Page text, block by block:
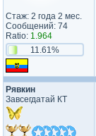
Стаж: 2 года 2 мес.
Сообщений: 74
Ratio: 1.964
11.61%
Рявкин
Завсегдатай КТ